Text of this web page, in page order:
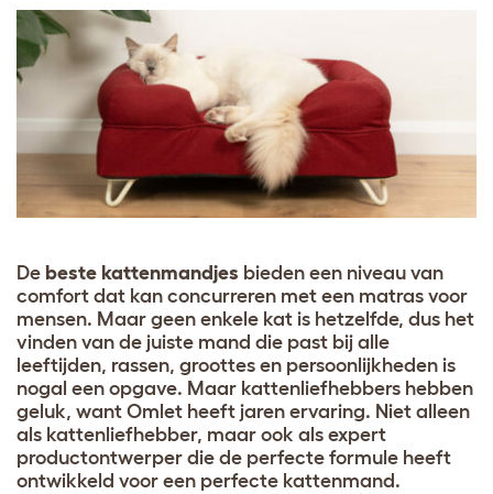
De beste kattenmandjes bieden een niveau van
comfort dat kan concurreren met een matras voor
mensen. Maar geen enkele kat is hetzelfde, dus het
vinden van de juiste mand die past bij alle
leeftijden, rassen, groottes en persoonlijkheden is
nogal een opgave. Maar kattenliefhebbers hebben
geluk, want Omlet heeft jaren ervaring. Niet alleen
als kattenliefhebber, maar ook als expert
productontwerper die de perfecte formule heeft
ontwikkeld voor een perfecte kattenmand.